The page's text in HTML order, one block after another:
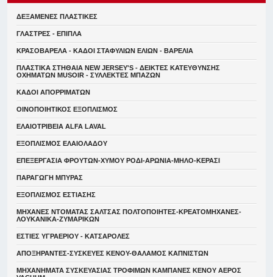
ΔΕΞΑΜΕΝΕΣ ΠΛΑΣΤΙΚΕΣ
ΓΛΑΣΤΡΕΣ - ΕΠΙΠΛΑ
ΚΡΑΣΟΒΑΡΕΛΑ - ΚΑΔΟΙ ΣΤΑΦΥΛΙΩΝ ΕΛΙΩΝ - ΒΑΡΕΛΙΑ
ΠΛΑΣΤΙΚΑ ΣΤΗΘΑΙΑ NEW JERSEY'S - ΔΕΙΚΤΕΣ ΚΑΤΕΥΘYΝΣΗΣ
ΟΧΗΜΑΤΩΝ MUSOIR - ΣΥΛΛΕΚΤΕΣ ΜΠΑΖΩΝ
ΚΑΔΟΙ ΑΠΟΡΡΙΜΑΤΩΝ
ΟΙΝΟΠΟΙΗΤΙΚΟΣ ΕΞΟΠΛΙΣΜΟΣ
ΕΛΑΙΟΤΡΙΒΕΙΑ ALFA LAVAL
ΕΞΟΠΛΙΣΜΟΣ ΕΛΑΙΟΛΑΔΟΥ
ΕΠΕΞΕΡΓΑΣΙΑ ΦΡΟΥΤΩΝ-ΧΥΜΟΥ ΡΟΔΙ-ΑΡΩΝΙΑ-ΜΗΛΟ-ΚΕΡΑΣΙ
ΠΑΡΑΓΩΓΗ ΜΠΥΡΑΣ
ΕΞΟΠΛΙΣΜΟΣ ΕΣΤΙΑΣΗΣ
ΜΗΧΑΝΕΣ ΝΤΟΜΑΤΑΣ ΣΑΛΤΣΑΣ ΠΟΛΤΟΠΟΙΗΤΕΣ-ΚΡΕΑΤΟΜΗΧΑΝΕΣ-
ΛΟΥΚΑΝΙΚΑ-ΖΥΜΑΡΙΚΩΝ
ΕΣΤΙΕΣ ΥΓΡΑΕΡΙΟΥ - ΚΑΤΣΑΡΟΛΕΣ
ΑΠΟΞΗΡΑΝΤΕΣ-ΣΥΣΚΕΥΕΣ ΚΕΝΟΥ-ΘΑΛΑΜΟΣ ΚΑΠΝΙΣΤΩΝ
ΜΗΧΑΝΗΜΑΤΑ ΣΥΣΚΕΥΑΣΙΑΣ ΤΡΟΦΙΜΩΝ ΚΑΜΠΑΝΕΣ ΚΕΝΟΥ ΑΕΡΟΣ